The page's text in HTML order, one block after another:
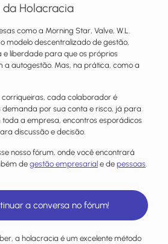
Holacracia
como a Morning Star, Valve, W.L.
modelo descentralizado de gestão,
liberdade para que os próprios
a autogestão. Mas, na prática, como a
cada colaborador é
por sua conta e risco, já para
a empresa, encontros esporádicos
discussão e decisão.
nosso fórum, onde você encontrará
de gestão empresarial e de pessoas
a conversa no fórum!
a holacracia é um excelente método